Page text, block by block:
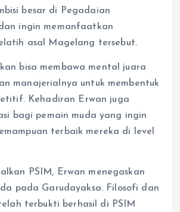
besar di Pegadaian
ingin memanfaatkan
asal Magelang tersebut.
bisa membawa mental juara
manajerialnya untuk membentuk
Kehadiran Erwan juga
bagi pemain muda yang ingin
terbaik mereka di level
PSIM, Erwan menegaskan
pada Garudayaksa. Filosofi dan
terbukti berhasil di PSIM